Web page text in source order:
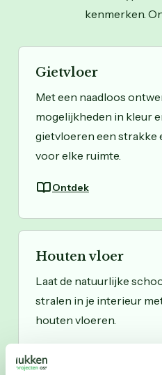
kenmerken.
Gietvloer
Met een naadloos
mogelijkheden in kleur
gietvloeren een strakke
voor elke ruimte.
Ontdek
Houten vloer
Laat de natuurlijke
stralen in je interieur
houten vloeren.